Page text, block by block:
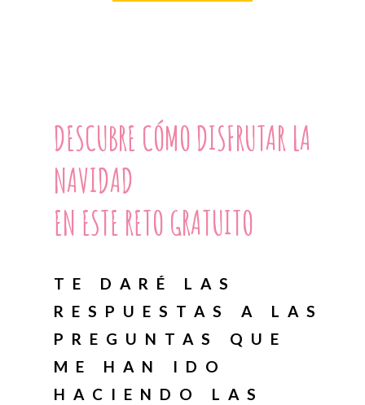
DESCUBRE CÓMO DISFRUTAR LA
NAVIDAD
EN ESTE RETO GRATUITO
TE DARÉ LAS
RESPUESTAS A LAS
PREGUNTAS QUE
ME HAN IDO
HACIENDO LAS